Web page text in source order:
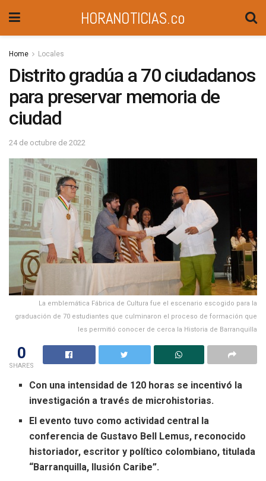
HORANOTICIAS.co
Home Locales
Distrito gradúa a 70 ciudadanos
para preservar memoria de
ciudad
24 de octubre de 2022
La emblemática Fábrica de Cultura fue el escenario escogido para la
graduación de 70 estudiantes que culminaron el proceso de formación que
les permitió conocer de cerca la Historia de Barranquilla
0
SHARES
Con una intensidad de 120 horas se incentivó la
investigación a través de microhistorias.
El evento tuvo como actividad central la
conferencia de Gustavo Bell Lemus, reconocido
historiador, escritor y político colombiano, titulada
“Barranquilla, Ilusión Caribe”.